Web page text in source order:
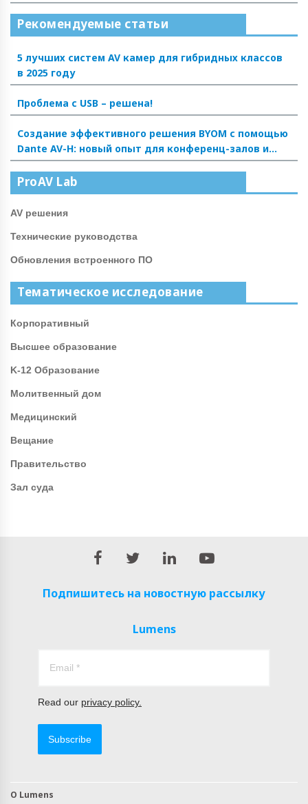
Рекомендуемые статьи
5 лучших систем AV камер для гибридных классов
в 2025 году
Проблема с USB – решена!
Создание эффективного решения BYOM с помощью
Dante AV-H: новый опыт для конференц-залов и
аудиторий
ProAV Lab
AV решения
Технические руководства
Обновления встроенного ПО
Тематическое исследование
Корпоративный
Высшее образование
K-12 Образование
Молитвенный дом
Медицинский
Вещание
Правительство
Зал суда
Подпишитесь на новостную рассылку
Lumens
Read our privacy policy.
Subscribe
О Lumens